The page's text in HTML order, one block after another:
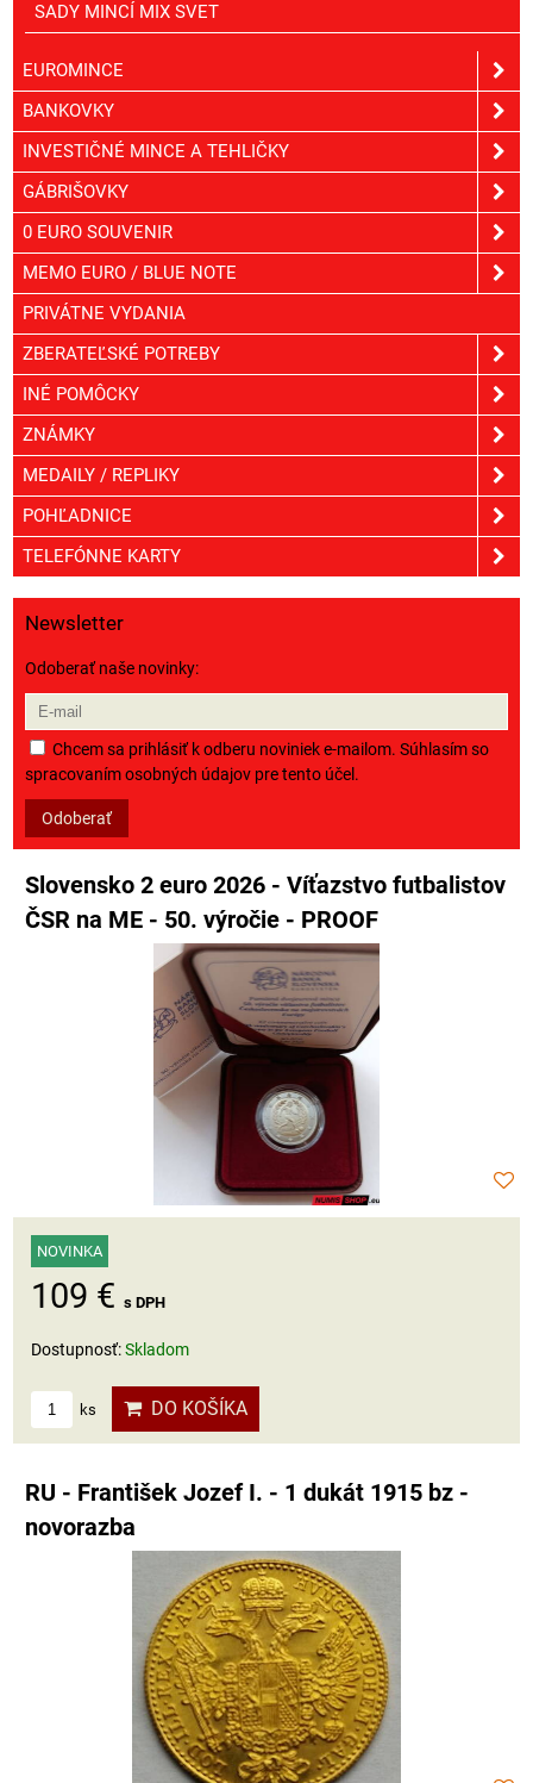
SADY MINCÍ MIX SVET
EUROMINCE
BANKOVKY
INVESTIČNÉ MINCE A TEHLIČKY
GÁBRIŠOVKY
0 EURO SOUVENIR
MEMO EURO / BLUE NOTE
PRIVÁTNE VYDANIA
ZBERATEĽSKÉ POTREBY
INÉ POMÔCKY
ZNÁMKY
MEDAILY / REPLIKY
POHĽADNICE
TELEFÓNNE KARTY
Newsletter
Odoberať naše novinky:
Chcem sa prihlásiť k odberu noviniek e-mailom. Súhlasím so
spracovaním osobných údajov pre tento účel.
Odoberať
Slovensko 2 euro 2026 - Víťazstvo futbalistov
ČSR na ME - 50. výročie - PROOF
NOVINKA
109 € s DPH
Dostupnosť:Skladom
ks DO KOŠÍKA
RU - František Jozef I. - 1 dukát 1915 bz -
novorazba